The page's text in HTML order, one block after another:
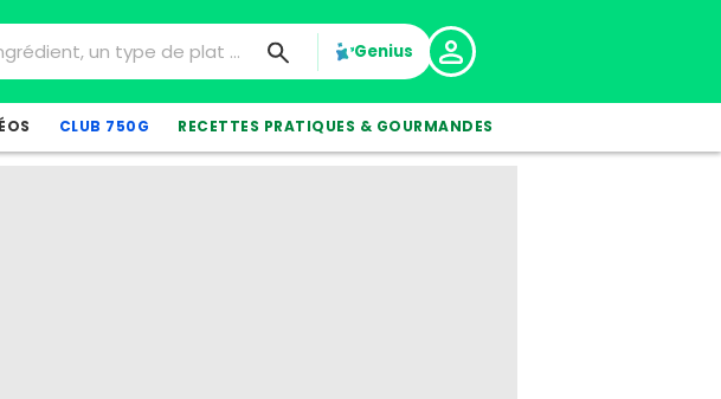
Genius
CLUB 750G RECETTES PRATIQUES & GOURMANDES